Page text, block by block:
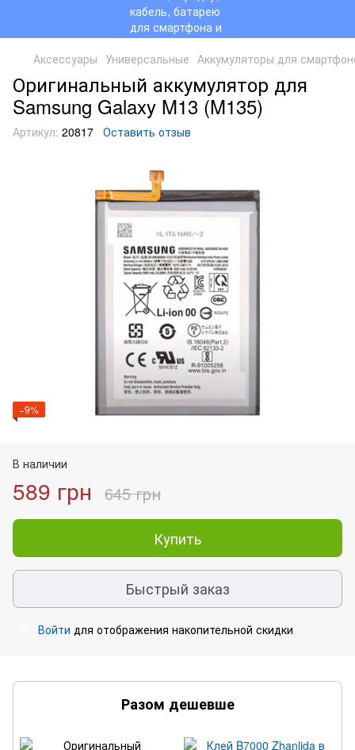
Аксессуары Универсальные Аккумуляторы для
Оригинальный аккумулятор для
Samsung Galaxy M13 (M135)
Артикул: 20817 Оставить отзыв
−9%
В наличии
589 грн 645 грн
Купить
Быстрый заказ
Войти для отображения накопительной скидки
Разом дешевше